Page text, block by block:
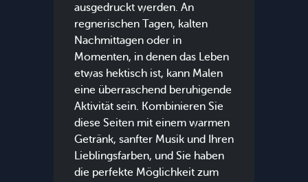
ausgedruckt werden. An
regnerischen Tagen, kalten
Nachmittagen oder in
Momenten, in denen das Leben
etwas hektisch ist, kann Malen
eine überraschend beruhigende
Aktivität sein. Kombinieren Sie
diese Seiten mit einem warmen
Getränk, sanfter Musik und Ihren
Lieblingsfarben, und Sie haben
die perfekte Möglichkeit zum